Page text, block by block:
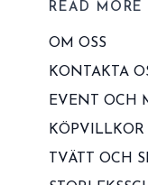
READ MORE
OM OSS
KONTAKTA
EVENT OCH
KÖPVILLKOR
TVÄTT OCH